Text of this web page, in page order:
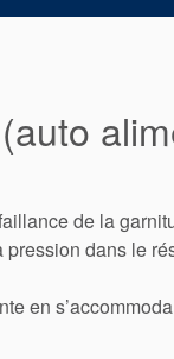
de la
dans le
en